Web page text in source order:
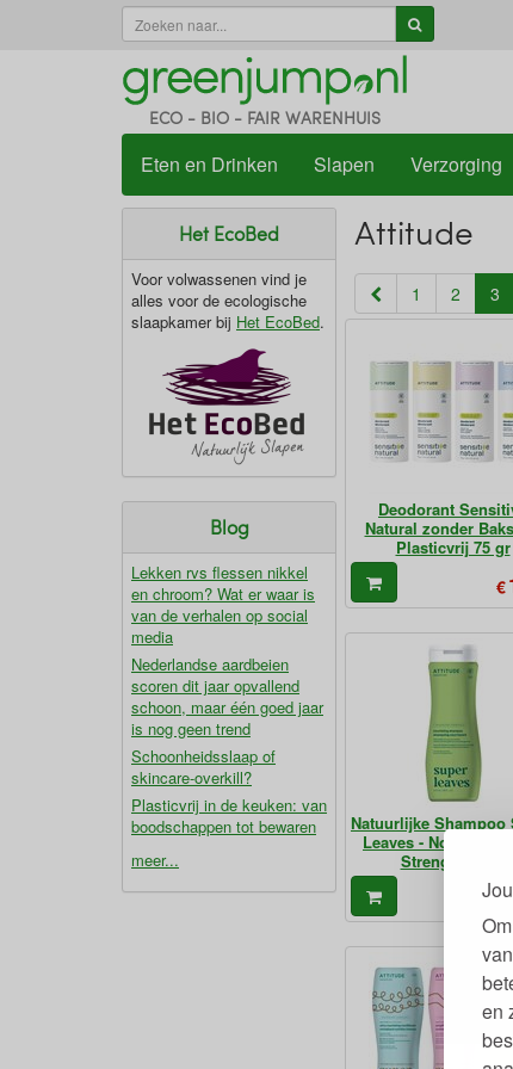
en
ECO - BIO - FAIR WARENHUIS
Eten en Drinken Slapen Verzorging
Het EcoBed
Voor volwassenen vind je
alles voor de ecologische
slaapkamer bij Het EcoBed.
Blog
Lekken rvs flessen nikkel
en chroom? Wat er waar is
van de verhalen op social
media
Nederlandse aardbeien
scoren dit jaar opvallend
schoon, maar één goed jaar
is nog geen trend
Schoonheidsslaap of
skincare-overkill?
Plasticvrij in de keuken: van
boodschappen tot bewaren
meer...
Attitude
1 2 3
Deodorant
Natural zonder
Plasticvrij 75 gr
€
Natuurlijke Shampoo
Leaves - Nourishing
Strengthening
€